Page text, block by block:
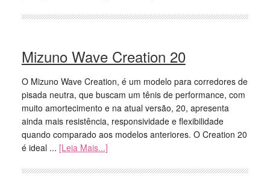
Mizuno Wave Creation 20
O Mizuno Wave Creation, é um modelo para corredores de
pisada neutra, que buscam um tênis de performance, com
muito amortecimento e na atual versão, 20, apresenta
ainda mais resistência, responsividade e flexibilidade
quando comparado aos modelos anteriores. O Creation 20
é ideal ... [Leia Mais...]